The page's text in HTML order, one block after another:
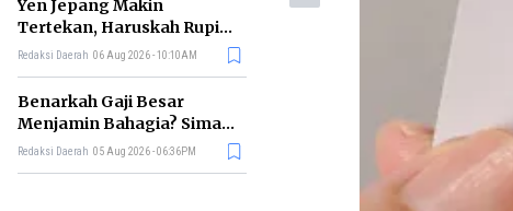
Yen Jepang Makin
Tertekan, Haruskah Rupiah
Ikut Khawatir?
Redaksi Daerah 06 Aug 2026 - 10:10AM
Benarkah Gaji Besar
Menjamin Bahagia? Simak
Penjelasan Ilmu Ekonomi
Redaksi Daerah 05 Aug 2026 - 06:36PM